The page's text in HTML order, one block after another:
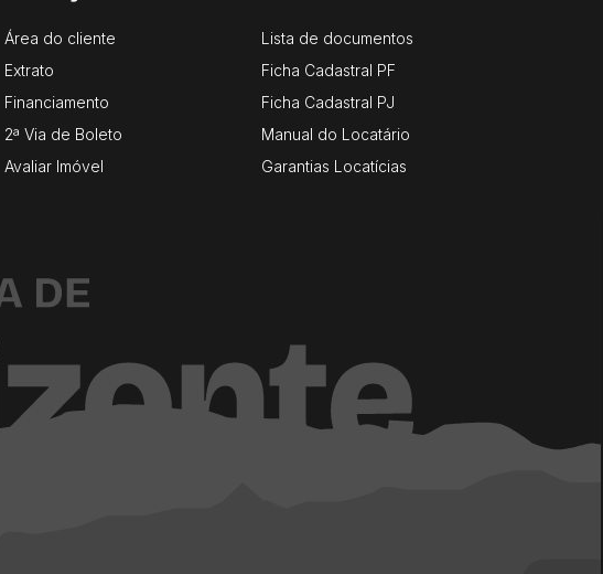
Área do cliente
Extrato
Financiamento
2ª Via de Boleto
Avaliar Imóvel
Lista de documentos
Ficha Cadastral PF
Ficha Cadastral PJ
Manual do Locatário
Garantias Locatícias